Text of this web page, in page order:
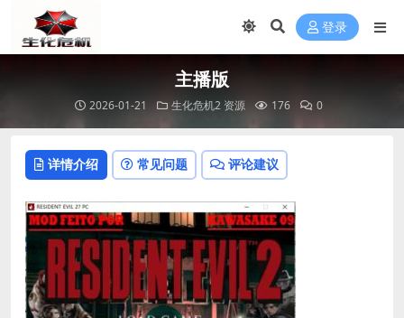
登录
主播版
2026-01-21 生化危机2 资源 176 0
详情介绍 常见问题 评论建议